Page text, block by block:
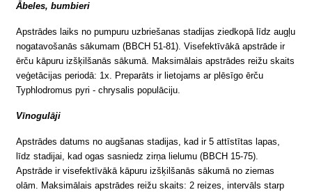
Ābeles, bumbieri
Apstrādes laiks no pumpuru uzbriešanas stadijas ziedkopā līdz augļu
nogatavošanās sākumam (BBCH 51-81). Visefektīvākā apstrāde ir
ērču kāpuru izšķilšanās sākumā. Maksimālais apstrādes reižu skaits
veģetācijas periodā: 1x. Preparāts ir lietojams ar plēsīgo ērču
Typhlodromus pyri - chrysalis populāciju.
Vīnogulāji
Apstrādes datums no augšanas stadijas, kad ir 5 attīstītas lapas,
līdz stadijai, kad ogas sasniedz zirņa lielumu (BBCH 15-75).
Apstrāde ir visefektīvākā kāpuru izšķilšanās sākumā no ziemas
olām. Maksimālais apstrādes reižu skaits: 2 reizes, intervāls starp